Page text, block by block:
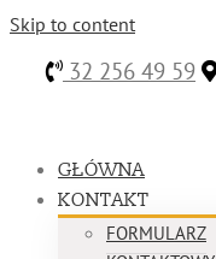
Skip to content
32 256 49 59
GŁÓWNA
KONTAKT
FORMULARZ